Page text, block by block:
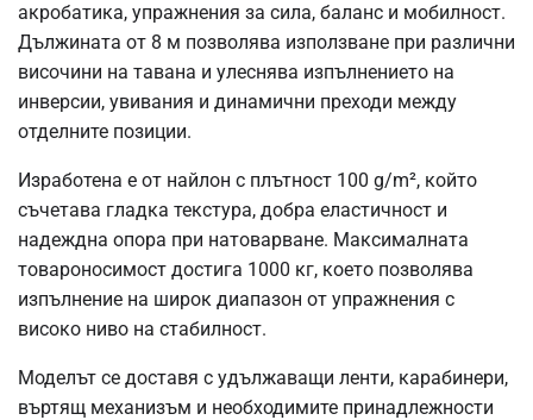
акробатика, упражнения за сила, баланс и мобилност.
Дължината от 8 м позволява използване при различни
височини на тавана и улеснява изпълнението на
инверсии, увивания и динамични преходи между
отделните позиции.
Изработена е от найлон с плътност 100 g/m², който
съчетава гладка текстура, добра еластичност и
надеждна опора при натоварване. Максималната
товароносимост достига 1000 кг, което позволява
изпълнение на широк диапазон от упражнения с
високо ниво на стабилност.
Моделът се доставя с удължаващи ленти, карабинери,
въртящ механизъм и необходимите принадлежности